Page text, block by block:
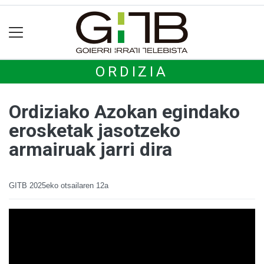
ORDIZIA
Ordiziako Azokan egindako
erosketak jasotzeko
armairuak jarri dira
GITB 2025eko otsailaren 12a